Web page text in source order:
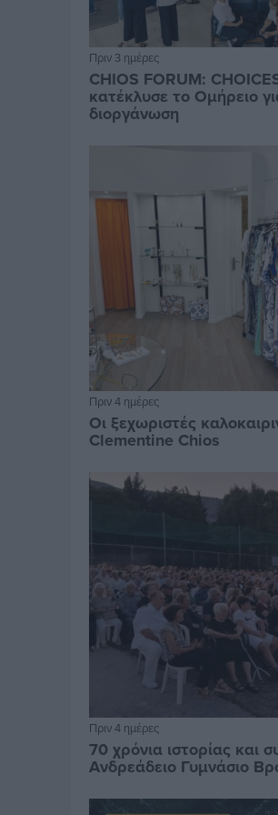
Πριν 3 ημέρες
CHIOS FORUM:
κατέκλυσε το Ομήρειο
διοργάνωση
Πριν 4 ημέρες
Οι ξεχωριστές
Clementine Chios
Πριν 4 ημέρες
70 χρόνια ιστορίας και
Ανδρεάδειο Γυμνάσιο